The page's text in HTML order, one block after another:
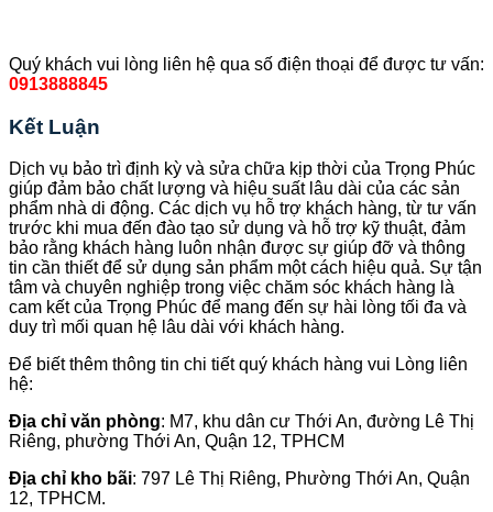
Quý khách vui lòng liên hệ qua số điện thoại để được tư vấn:
0913888845
Kết Luận
Dịch vụ bảo trì định kỳ và sửa chữa kịp thời của Trọng Phúc
giúp đảm bảo chất lượng và hiệu suất lâu dài của các sản
phẩm nhà di động. Các dịch vụ hỗ trợ khách hàng, từ tư vấn
trước khi mua đến đào tạo sử dụng và hỗ trợ kỹ thuật, đảm
bảo rằng khách hàng luôn nhận được sự giúp đỡ và thông
tin cần thiết để sử dụng sản phẩm một cách hiệu quả. Sự tận
tâm và chuyên nghiệp trong việc chăm sóc khách hàng là
cam kết của Trọng Phúc để mang đến sự hài lòng tối đa và
duy trì mối quan hệ lâu dài với khách hàng.
Để biết thêm thông tin chi tiết quý khách hàng vui Lòng liên
hệ:
Địa chỉ văn phòng: M7, khu dân cư Thới An, đường Lê Thị
Riêng, phường Thới An, Quận 12, TPHCM
Địa chỉ kho bãi: 797 Lê Thị Riêng, Phường Thới An, Quận
12, TPHCM.